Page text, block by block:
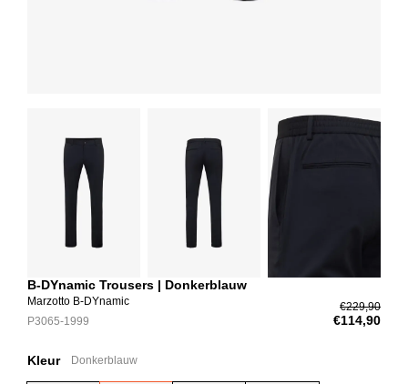
B-DYnamic Trousers | Donkerblauw
Marzotto B-DYnamic
P3065-1999
€229,90
€114,90
Kleur Donkerblauw